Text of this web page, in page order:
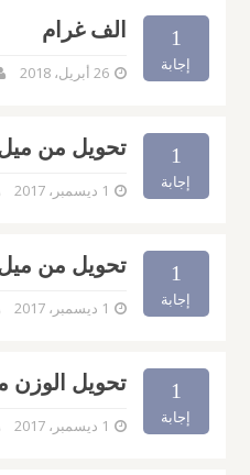
1
إجابة
الف غرام
26 أبريل، 2018
1
إجابة
تحويل من ميل
1 ديسمبر، 2017
1
إجابة
تحويل من
1 ديسمبر، 2017
1
إجابة
تحويل الوزن
1 ديسمبر، 2017